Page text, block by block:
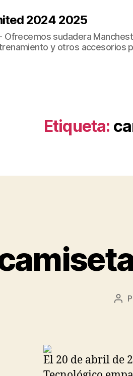
2024 2025
Ofrecemos sudadera
y otros accesorios
Etiqueta:
El 20 de abril de